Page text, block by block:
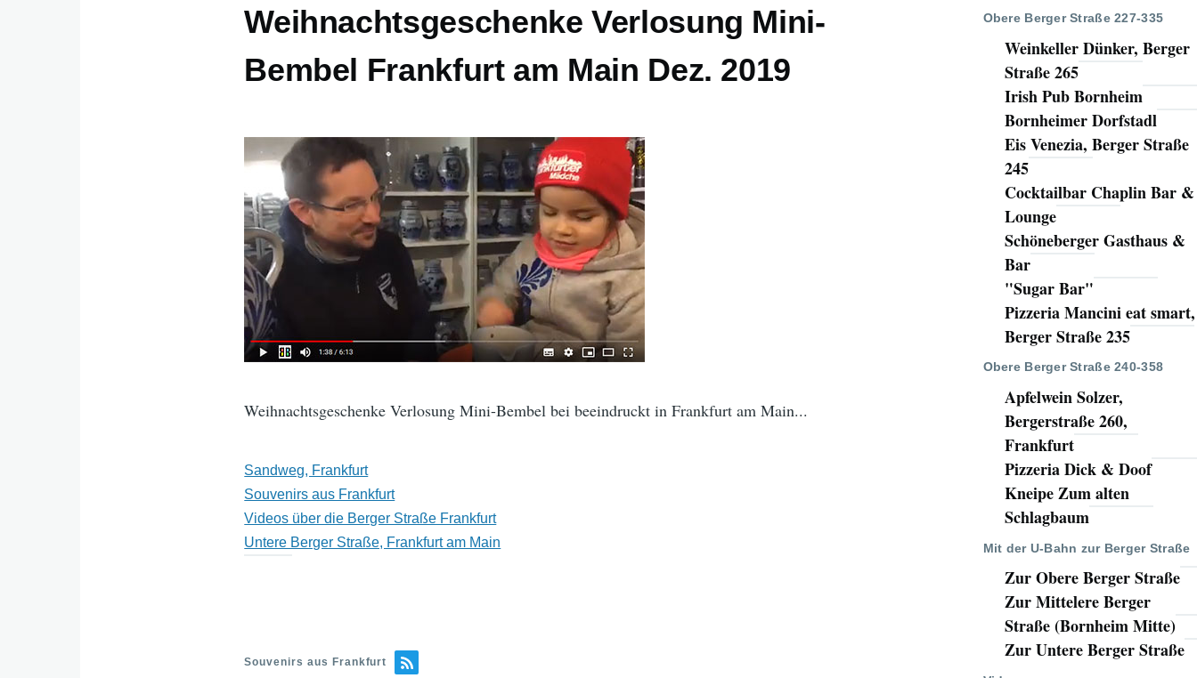
Weihnachtsgeschenke Verlosung Mini-
Bembel Frankfurt am Main Dez. 2019
Weihnachtsgeschenke Verlosung Mini-Bembel bei beeindruckt in Frankfurt am Main...
Sandweg, Frankfurt
Souvenirs aus Frankfurt
Videos über die Berger Straße Frankfurt
Untere Berger Straße, Frankfurt am Main
Souvenirs aus Frankfurt
Obere Berger Straße 227-335
Weinkeller Dünker, Berger
Straße 265
Irish Pub Bornheim
Bornheimer Dorfstadl
Eis Venezia, Berger Straße
245
Cocktailbar Chaplin Bar &
Lounge
Schöneberger Gasthaus &
Bar
"Sugar Bar"
Pizzeria Mancini eat smart,
Berger Straße 235
Obere Berger Straße 240-358
Apfelwein Solzer,
Bergerstraße 260,
Frankfurt
Pizzeria Dick & Doof
Kneipe Zum alten
Schlagbaum
Mit der U-Bahn zur Berger Straße
Zur Obere Berger Straße
Zur Mittelere Berger
Straße (Bornheim Mitte)
Zur Untere Berger Straße